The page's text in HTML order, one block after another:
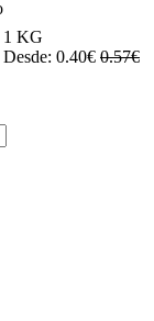
Desde: 0.40€ 0.57€